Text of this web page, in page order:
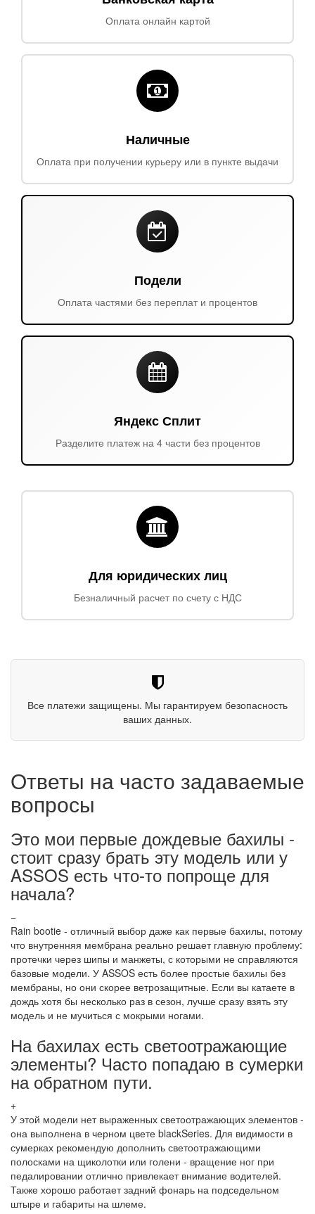
Оплата онлайн картой
Наличные
Оплата при получении курьеру или в пункте выдачи
Подели
Оплата частями без переплат и процентов
Яндекс Сплит
Разделите платеж на 4 части без процентов
Для юридических лиц
Безналичный расчет по счету с НДС
Все платежи защищены. Мы гарантируем безопасность
ваших данных.
Ответы на часто задаваемые
вопросы
Это мои первые дождевые бахилы -
стоит сразу брать эту модель или у
ASSOS есть что-то попроще для
начала?
−
Rain bootie - отличный выбор даже как первые бахилы, потому
что внутренняя мембрана реально решает главную проблему:
протечки через шипы и манжеты, с которыми не справляются
базовые модели. У ASSOS есть более простые бахилы без
мембраны, но они скорее ветрозащитные. Если вы катаете в
дождь хотя бы несколько раз в сезон, лучше сразу взять эту
модель и не мучиться с мокрыми ногами.
На бахилах есть светоотражающие
элементы? Часто попадаю в сумерки
на обратном пути.
+
У этой модели нет выраженных светоотражающих элементов -
она выполнена в черном цвете blackSeries. Для видимости в
сумерках рекомендую дополнить светоотражающими
полосками на щиколотки или голени - вращение ног при
педалировании отлично привлекает внимание водителей.
Также хорошо работает задний фонарь на подседельном
штыре и габариты на шлеме.